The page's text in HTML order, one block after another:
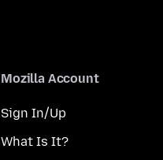
Mozilla Account
Sign In/Up
What Is It?